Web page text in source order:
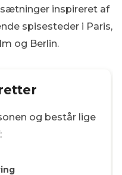
inspireret af
spisesteder i Paris,
og Berlin.
og består lige